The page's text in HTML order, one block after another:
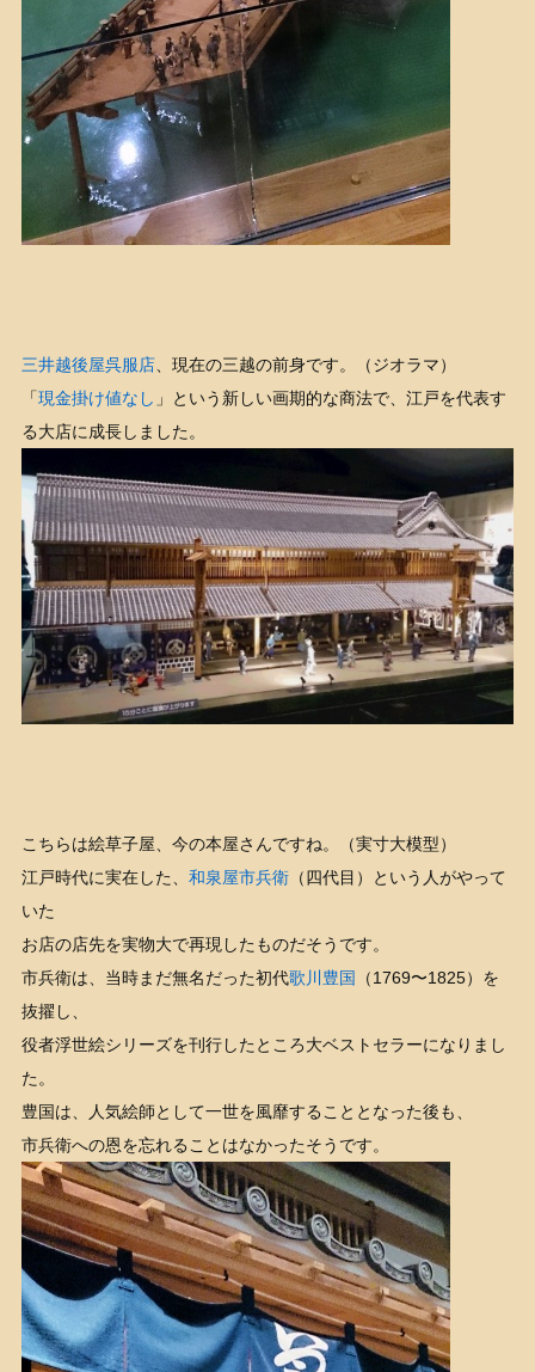
三井越後屋呉服店、現在の三越の前身です。（ジオラマ）
「現金掛け値なし 」という新しい画期的な商法で、江戸を代表す
る大店に成長しました。
こちらは絵草子屋、今の本屋さんですね。（実寸大模型）
江戸時代に実在した、 和泉屋市兵衛（四代目）という人がやって
いた
お店の店先を実物大で再現したものだそうです。
市兵衛は、当時まだ無名だった初代歌川豊国
（1769〜1825）を
抜擢し、
役者浮世絵シリーズを刊行したところ大ベストセラーになりまし
た。
豊国は、人気絵師として一世を風靡することとなった後も、
市兵衛への恩を忘れることはなかったそうです。